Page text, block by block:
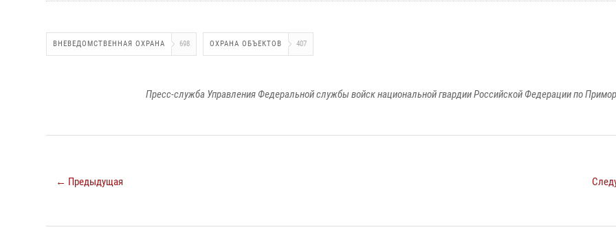
ВНЕВЕДОМСТВЕННАЯ ОХРАНА 698 ОХРАНА ОБЪЕКТОВ 407
Пресс-служба Управления Федеральной службы войск национальной гвардии Российской Федерации по
← Предыдущая